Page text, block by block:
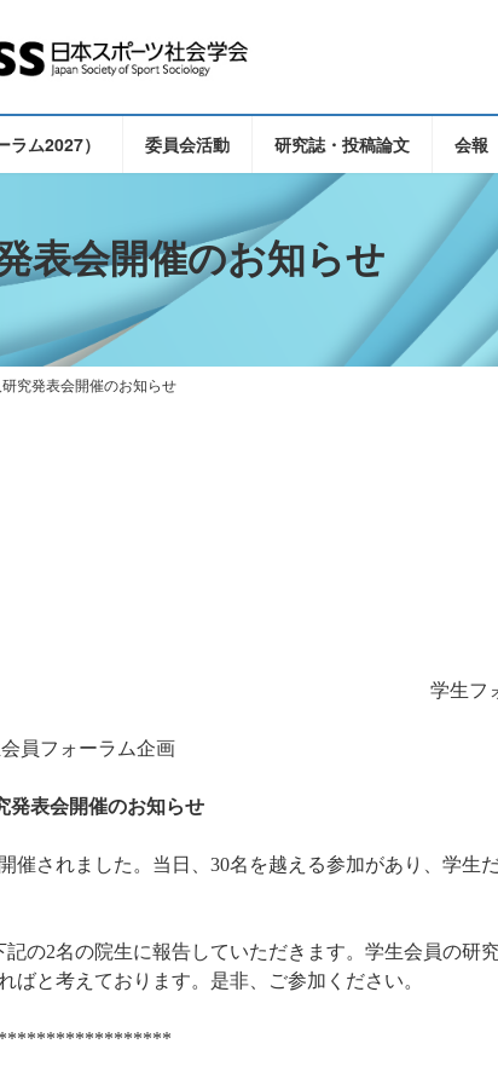
ム2027） 委員会活動 研究誌・投稿論文 会報
表会開催のお知らせ
究発表会開催のお知らせ
学生
員フォーラム企画
発表会開催のお知らせ
されました。当日、 30名を越える参加があり、学生
記の2名の院生に報告していただきます。学生会員の研
と考えております。是非、ご参加ください。